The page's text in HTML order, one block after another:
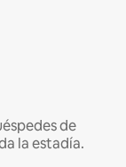
de
la estadía.